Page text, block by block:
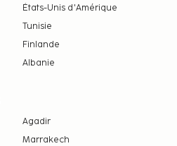
États-Unis d'Amérique
Tunisie
Finlande
Albanie
Agadir
Marrakech